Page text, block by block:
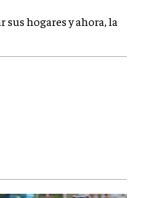
hogares y ahora, la